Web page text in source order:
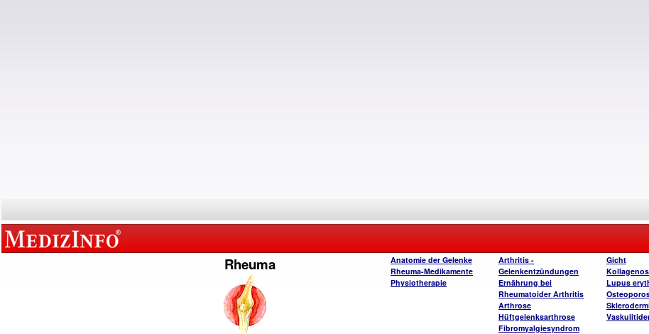
Rheuma
Anatomie der Gelenke
Rheuma-Medikamente
Physiotherapie
Arthritis -
Gelenkentzündungen
Ernährung bei
Rheumatoider Arthritis
Arthrose
Hüftgelenksarthrose
Fibromyalgiesyndrom
Gicht
Lupus